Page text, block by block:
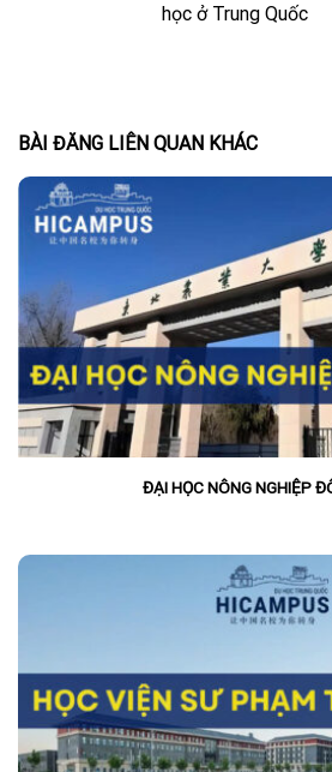
học ở Trung Quốc
BÀI ĐĂNG LIÊN QUAN KHÁC
ĐẠI HỌC NÔNG NGHIỆP